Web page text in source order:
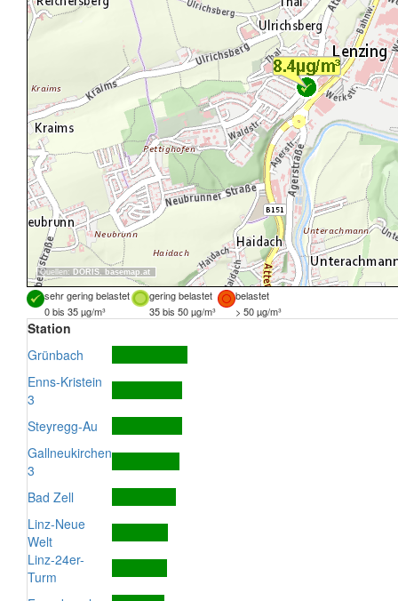
Quellen: DORIS, basemap.at
sehr gering belastet gering belastet
belastet
0 bis 35 µg/m³
35 bis 50 µg/m³ > 50 µg/m³
Station
Grünbach
Enns-Kristein
3
Steyregg-Au
Gallneukirchen
3
Bad Zell
Linz-Neue
Welt
Linz-24er-
Turm